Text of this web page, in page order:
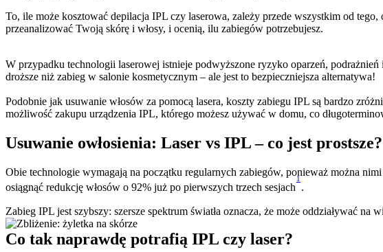
To, ile może kosztować depilacja IPL czy laserowa, zależy przede wszystkim od
przeanalizować Twoją skórę i włosy, i ocenią, ilu zabiegów potrzebujesz.
W przypadku technologii laserowej istnieje podwyższone ryzyko oparzeń,
droższe niż zabieg w salonie kosmetycznym – ale jest to bezpieczniejsza alternatywa!
Podobnie jak usuwanie włosów za pomocą lasera, koszty zabiegu IPL są bardzo
możliwość zakupu urządzenia IPL, którego możesz używać w domu, co
Usuwanie owłosienia: Laser vs IPL – co jest prostsze?
Obie technologie wymagają na początku regularnych zabiegów, ponieważ można
osiągnąć redukcję włosów o 92% już po pierwszych trzech sesjach
1
.
Zabieg IPL jest szybszy: szersze spektrum światła oznacza, że może oddziaływać na
Co tak naprawdę potrafią IPL czy laser?